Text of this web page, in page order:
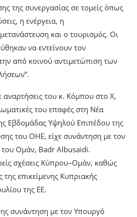
της συνεργασίας σε τομείς όπως
η ενέργεια, η
και ο τουρισμός. Οι
να εντείνουν τον
από κοινού αντιμετώπιση των
του κ. Κόμπου στο Χ,
του επαφές στη Νέα
Εβδομάδας Υψηλού Επιπέδου της
του ΟΗΕ, είχε συνάντηση με τον
Ομάν, Badr Albusaidi.
σχέσεις Κύπρου–Ομάν, καθώς
της επικείμενης Κυπριακής
της ΕΕ.
συνάντηση με τον Υπουργό